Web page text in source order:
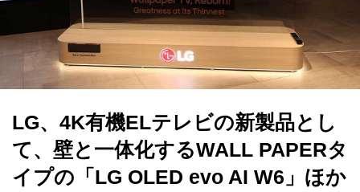
LG、4K有機ELテレビの新製品とし
て、壁と一体化するWALL PAPERタ
イプの「LG OLED evo AI W6」ほか